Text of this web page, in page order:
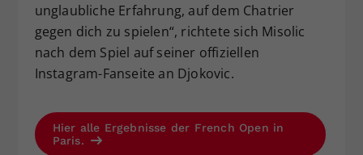
unglaubliche Erfahrung, auf dem Chatrier
gegen dich zu spielen“, richtete sich Misolic
nach dem Spiel auf seiner offiziellen
Instagram-Fanseite an Djokovic.
Hier alle Ergebnisse der French Open in
Paris.